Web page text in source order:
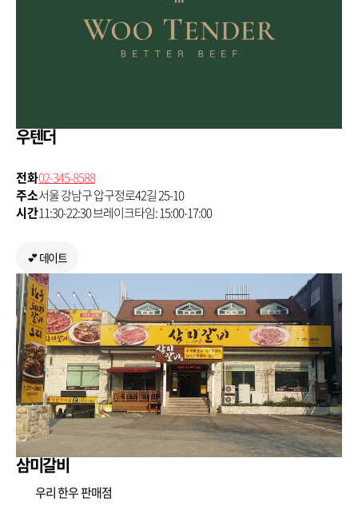
우텐더
전화02-345-8588
주소서울 강남구 압구정로42길 25-10
시간11:30-22:30 브레이크타임: 15:00-17:00
💕 데이트
삼미갈비
우리 한우 판매점